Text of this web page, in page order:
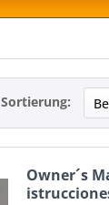
Sortierung:
Owner´s